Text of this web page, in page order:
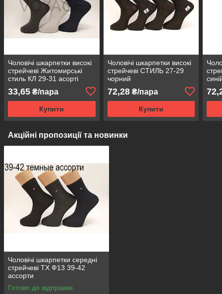
Чоловічі шкарпетки високі
стрейчеві Житомирські
стиль КЛ 29-31 асорті
33,65 ₴/пара
Купити
Чоловічі шкарпетки високі
стрейчеві СТИЛЬ 27-29
чорний
72,28₴/пара
Купити
Акційні пропозиції та новинки
Чоловічі шкарпетки середні
стрейчеві ТХ Ф13 39-42
ассорти
Готово до відправки